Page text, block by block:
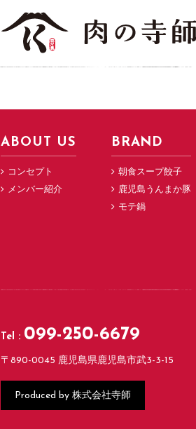
ABOUT US
コンセプト
メンバー紹介
BRAND
朝食スープ餃子
鹿児島うんまか豚
モテ鍋
Tel : 099-250-6679
〒890-0045 鹿児島県鹿児島市武3-3-15
Produced by 株式会社寺師